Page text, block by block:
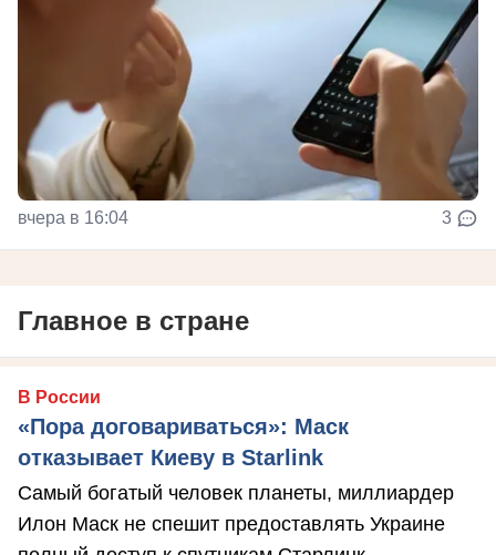
вчера в 16:04 3
Главное в стране
В России
«Пора договариваться»: Маск
отказывает Киеву в Starlink
Самый богатый человек планеты, миллиардер
Илон Маск не спешит предоставлять Украине